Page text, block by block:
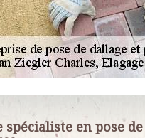
spécialiste en pose